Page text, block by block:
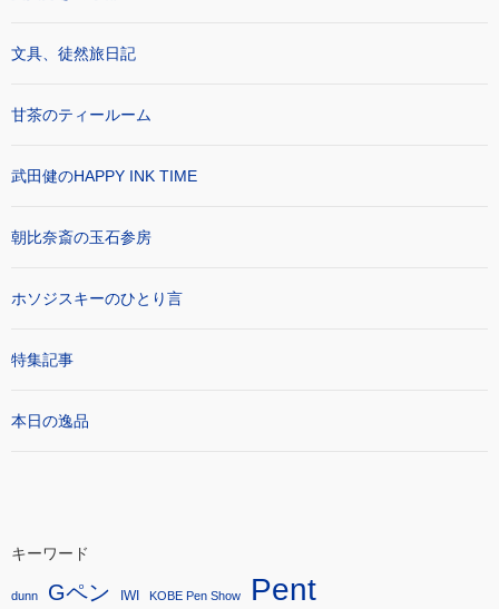
文具、徒然旅日記
甘茶のティールーム
武田健のHAPPY INK TIME
朝比奈斎の玉石参房
ホソジスキーのひとり言
特集記事
本日の逸品
キーワード
dunn Gペン IWI KOBE Pen Show Pent